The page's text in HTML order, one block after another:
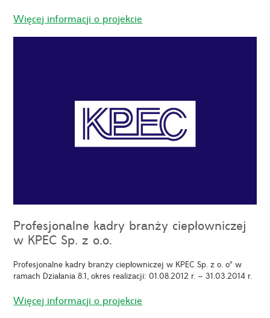
Więcej informacji o projekcie
Profesjonalne kadry branży ciepłowniczej
w KPEC Sp. z o.o.
Profesjonalne kadry branży ciepłowniczej w KPEC Sp. z o. o” w
ramach Działania 8.1, okres realizacji: 01.08.2012 r. – 31.03.2014 r.
Więcej informacji o projekcie